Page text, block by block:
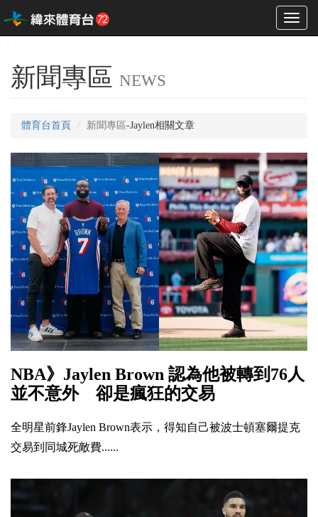
Toggle
新聞專區 NEWS
體育台首頁 新聞專區-Jaylen相關文章
NBA》Jaylen Brown 認為他被轉到76人
並不意外 卻是瘋狂的交易
全明星前鋒Jaylen Brown表示，得知自己被波士頓塞爾提克
交易到同城死敵費......